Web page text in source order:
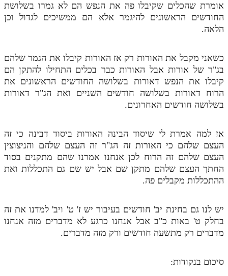
אומרת שהכלים שקיבלו פה את הנפש הם לא גמרו בשלושת
החודשים הראשונים להיגמר אלא הם ממשיכים לגדול וכן
הלאה.
כשאני מקבל את האורות רק אז האורות קיבלו את הגמר שלהם
בג"ר של אורות אבל האורות כבר בכלים התחילו להתקן הם
קיבלו את הנפש דאורות בשלושה החודשים הראשונים את
הרוח דאורות בשלושה חודשים השניים ואת הג"ר דאורות
בשלושה חודשים האחרונים.
אז למה אמרת לי שיסוד הבינה האורות ביסוד דבינה כי זה
העצם שלהם כי האורות זה הג"ר זה העצם שלהם והניצוצין
העצם שלהם זה הרוח לכן אנחנו אמרנו שהם מתקנים בסוד
החתך העצם שלהם מתקן שם אבל יש שם גם התכללות ואת
ההתכללות מקבלים פה.
יש לנו גם בחינת יב' חודשים בעיבור יש ז' ט' ויב' למדנו את זה
בחלק ט' באות כ"ב אבל אנחנו כרגע לא מדברים מזה אנחנו
מדברים רק מתשעה חודשים ורק מזה מדברים.
סיכום בנקודות: